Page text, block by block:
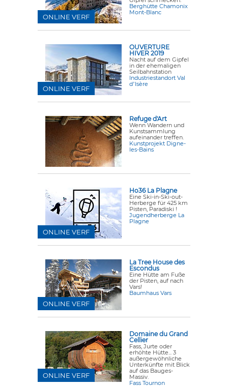
Berghütte Chamonix
Mont-Blanc
ONLINE VERF
OUVERTURE
HIVER 2019
Nacht auf dem Gipfel
in der ehemaligen
Seilbahnstation
Industriestandort Val
dʼIsère
ONLINE VERF
Refuge d'Art
Wenn Wandern und
Kunstsammlung
aufeinander treffen.
Kunstprojekt Digne-
les-Bains
Ho36 La Plagne
Eine Ski-in-Ski-out-
Herberge für 425 km
Pisten, Paradiski !
Jugendherberge La
Plagne
ONLINE VERF
La Tree House des
Escondus
Eine Hütte am Fuße
der Pisten, auf nach
Vars!
Baumhaus Vars
ONLINE VERF
Domaine du Grand
Cellier
Fass, Jurte oder
erhöhte Hütte... 3
außergewöhnliche
Unterkünfte mit Blick
auf das Bauges-
Massiv.
Fass Tournon
ONLINE VERF